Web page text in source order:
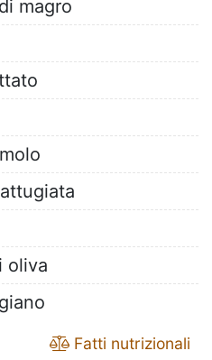
magro
oliva
Fatti nutrizionali